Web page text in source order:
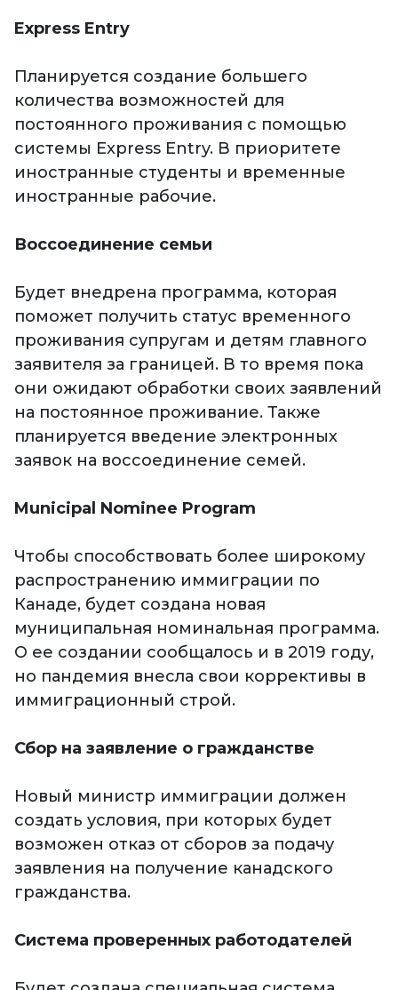
Express Entry
Планируется создание большего
количества возможностей для
постоянного проживания с помощью
системы Express Entry. В приоритете
иностранные студенты и временные
иностранные рабочие.
Воссоединение семьи
Будет внедрена программа, которая
поможет получить статус временного
проживания супругам и детям главного
заявителя за границей. В то время пока
они ожидают обработки своих заявлений
на постоянное проживание. Также
планируется введение электронных
заявок на воссоединение семей.
Municipal Nominee Program
Чтобы способствовать более широкому
распространению иммиграции по
Канаде, будет создана новая
муниципальная номинальная программа.
О ее создании сообщалось и в 2019 году,
но пандемия внесла свои коррективы в
иммиграционный строй.
Сбор на заявление о гражданстве
Новый министр иммиграции должен
создать условия, при которых будет
возможен отказ от сборов за подачу
заявления на получение канадского
гражданства.
Система проверенных работодателей